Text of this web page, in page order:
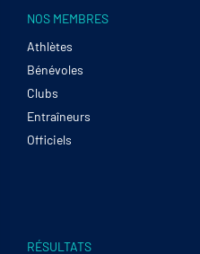
NOS MEMBRES
Athlètes
Bénévoles
Clubs
Entraîneurs
Officiels
RÉSULTATS